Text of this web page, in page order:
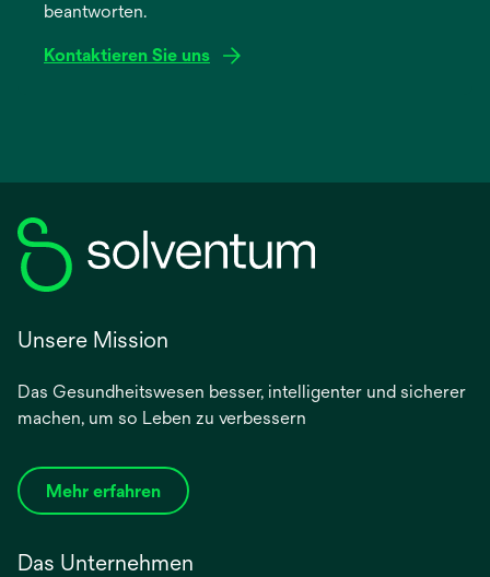
Registerkarte
beantworten.
Kontaktieren Sie uns
Unsere Mission
Das Gesundheitswesen besser, intelligenter und sicherer
machen, um so Leben zu verbessern
Mehr erfahren
Das Unternehmen